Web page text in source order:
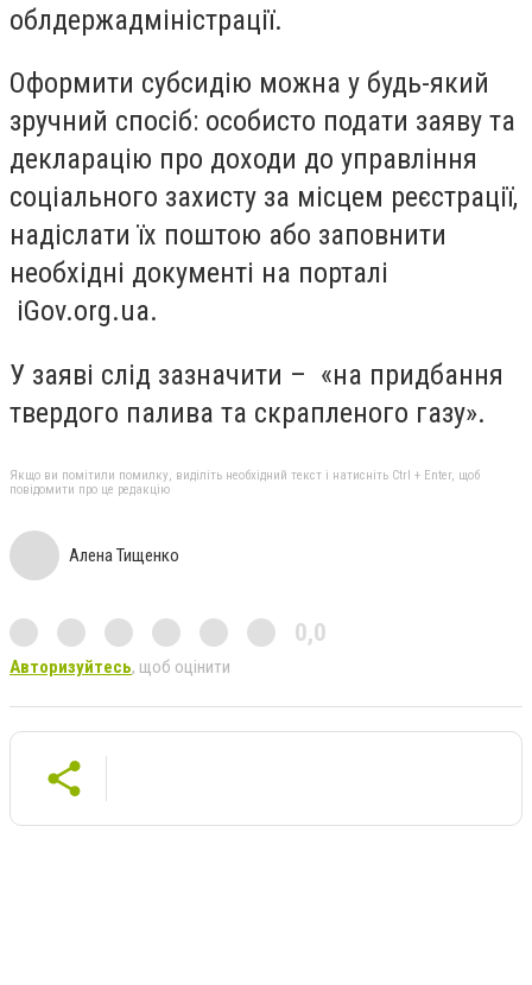
облдержадміністрації.
Оформити субсидію можна у будь-який
зручний спосіб: особисто подати заяву та
декларацію про доходи до управління
соціального захисту за місцем реєстрації,
надіслати їх поштою або заповнити
необхідні документі на порталі
iGov.org.ua.
У заяві слід зазначити – «на придбання
твердого палива та скрапленого газу».
Якщо ви помітили помилку, виділіть необхідний текст і натисніть Ctrl + Enter, щоб
повідомити про це редакцію
Алена Тищенко
0,0
Авторизуйтесь, щоб оцінити